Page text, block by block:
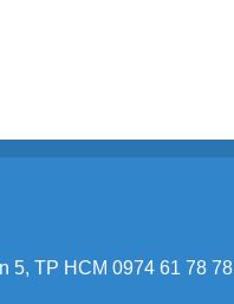
5, TP HCM 0974 61 78 78